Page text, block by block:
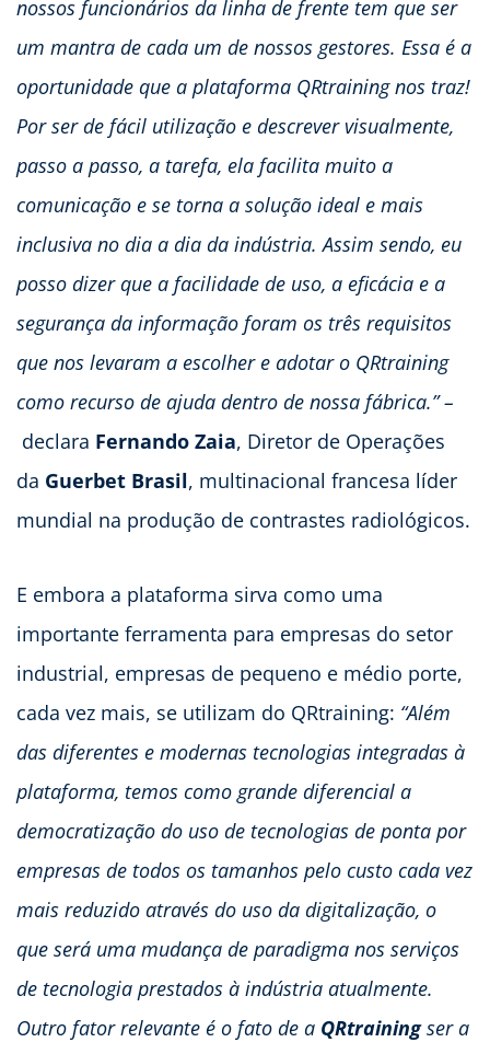
nossos funcionários da linha de frente tem que ser
um mantra de cada um de nossos gestores. Essa é a
oportunidade que a plataforma QRtraining nos traz!
Por ser de fácil utilização e descrever visualmente,
passo a passo, a tarefa, ela facilita muito a
comunicação e se torna a solução ideal e mais
inclusiva no dia a dia da indústria. Assim sendo, eu
posso dizer que a facilidade de uso, a eficácia e a
segurança da informação foram os três requisitos
que nos levaram a escolher e adotar o QRtraining
como recurso de ajuda dentro de nossa fábrica.”–
declara Fernando Zaia, Diretor de Operações
da Guerbet Brasil, multinacional francesa líder
mundial na produção de contrastes radiológicos.
E embora a plataforma sirva como uma
importante ferramenta para empresas do setor
industrial, empresas de pequeno e médio porte,
cada vez mais, se utilizam do QRtraining: “Além
das diferentes e modernas tecnologias integradas à
plataforma, temos como grande diferencial a
democratização do uso de tecnologias de ponta por
empresas de todos os tamanhos pelo custo cada vez
mais reduzido através do uso da digitalização, o
que será uma mudança de paradigma nos serviços
de tecnologia prestados à indústria atualmente.
Outro fator relevante é o fato de a QRtrainingser a